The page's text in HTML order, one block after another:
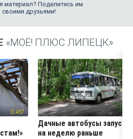
материал? Поделитесь им
своими друзьями!
«МОЁ! ПЛЮС ЛИПЕЦК»
457
Дачные автобусы
на неделю раньше